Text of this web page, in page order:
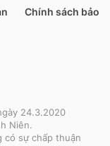
Chính sách bảo
24.3.2020
Niên.
có sự chấp thuận